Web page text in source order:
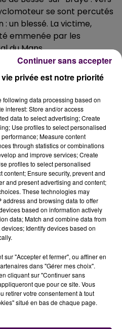
se sont percutés
: un blessé. La victime,
emmenée par les
du Mans.
pass pour le V and B Fest' 2026 !
au casting The Voice & The Voice
privée est notre priorité
following data processing based on
interest: Store and/or access
data to select advertising; Create
Use profiles to select personalised
Measure content
through statistics or combinations
and improve services; Create
profiles to select personalised
content; Ensure security, prevent and
and present advertising and content;
These technologies may
and browsing data to offer
based on information actively
data; Match and combine data from
Identify devices based on
sur "Accepter et fermer", ou affiner en
dans "Gérer mes choix".
cliquant sur "Continuer sans
que pour ce site. Vous
retirer votre consentement à tout
situé en bas de chaque page.
Continuer sans accepter